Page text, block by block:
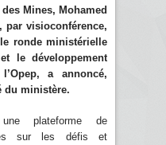
Mines, Mohamed
visioconférence,
ronde ministérielle
le développement
a annoncé,
du ministère.
plateforme de
sur les défis et